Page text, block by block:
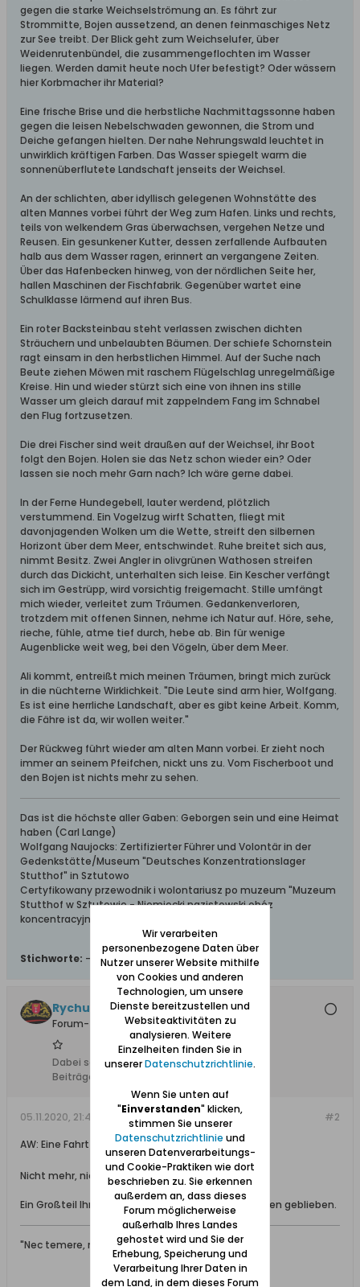
gegen die starke Weichselströmung an. Es fährt zur
Strommitte, Bojen aussetzend, an denen feinmaschiges Netz
zur See treibt. Der Blick geht zum Weichselufer, über
Weidenrutenbündel, die zusammengeflochten im Wasser
liegen. Werden damit heute noch Ufer befestigt? Oder wässern
hier Korbmacher ihr Material?
Eine frische Brise und die herbstliche Nachmittagssonne haben
gegen die leisen Nebelschwaden gewonnen, die Strom und
Deiche gefangen hielten. Der nahe Nehrungswald leuchtet in
unwirklich kräftigen Farben. Das Wasser spiegelt warm die
sonnenüberflutete Landschaft jenseits der Weichsel.
An der schlichten, aber idyllisch gelegenen Wohnstätte des
alten Mannes vorbei führt der Weg zum Hafen. Links und rechts,
teils von welkendem Gras überwachsen, vergehen Netze und
Reusen. Ein gesunkener Kutter, dessen zerfallende Aufbauten
halb aus dem Wasser ragen, erinnert an vergangene Zeiten.
Über das Hafenbecken hinweg, von der nördlichen Seite her,
hallen Maschinen der Fischfabrik. Gegenüber wartet eine
Schulklasse lärmend auf ihren Bus.
Ein roter Backsteinbau steht verlassen zwischen dichten
Sträuchern und unbelaubten Bäumen. Der schiefe Schornstein
ragt einsam in den herbstlichen Himmel. Auf der Suche nach
Beute ziehen Möwen mit raschem Flügelschlag unregelmäßige
Kreise. Hin und wieder stürzt sich eine von ihnen ins stille
Wasser um gleich darauf mit zappelndem Fang im Schnabel
den Flug fortzusetzen.
Die drei Fischer sind weit draußen auf der Weichsel, ihr Boot
folgt den Bojen. Holen sie das Netz schon wieder ein? Oder
lassen sie noch mehr Garn nach? Ich wäre gerne dabei.
In der Ferne Hundegebell, lauter werdend, plötzlich
verstummend. Ein Vogelzug wirft Schatten, fliegt mit
davonjagenden Wolken um die Wette, streift den silbernen
Horizont über dem Meer, entschwindet. Ruhe breitet sich aus,
nimmt Besitz. Zwei Angler in olivgrünen Wathosen streifen
durch das Dickicht, unterhalten sich leise. Ein Kescher verfängt
sich im Gestrüpp, wird vorsichtig freigemacht. Stille umfängt
mich wieder, verleitet zum Träumen. Gedankenverloren,
trotzdem mit offenen Sinnen, nehme ich Natur auf. Höre, sehe,
rieche, fühle, atme tief durch, hebe ab. Bin für wenige
Augenblicke weit weg, bei den Vögeln, über dem Meer.
Ali kommt, entreißt mich meinen Träumen, bringt mich zurück
in die nüchterne Wirklichkeit. "Die Leute sind arm hier, Wolfgang.
Es ist eine herrliche Landschaft, aber es gibt keine Arbeit. Komm,
die Fähre ist da, wir wollen weiter."
Der Rückweg führt wieder am alten Mann vorbei. Er zieht noch
immer an seinem Pfeifchen, nickt uns zu. Vom Fischerboot und
den Bojen ist nichts mehr zu sehen.
Das ist die höchste aller Gaben: Geborgen sein und eine Heimat
haben (Carl Lange)
Wolfgang Naujocks: Zertifizierter Führer und Volontär in der
Gedenkstätte/Museum "Deutsches Konzentrationslager
Stutthof" in Sztutowo
Certyfikowany przewodnik i wolontariusz po muzeum "Muzeum
Stutthof w Sztutowie - Niemiecki nazistowski obóz
koncentracyjny i zagłady"
Stichworte: -
Rychu
Forum-Teilnehmer
Dabei seit: 04.01.2016
Beiträge:
#2
05.11.2020, 21:45
AW: Eine Fahrt nach Schiewenhorst im Herbst 1996
Nicht mehr, nicht weniger
Ein Großteil Ihrer Beschreibung ist bis heute erhalten geblieben.
"Nec temere, nec timide"
Wir verarbeiten
personenbezogene Daten über
Nutzer unserer Website mithilfe
von Cookies und anderen
Technologien, um unsere
Dienste bereitzustellen und
Websiteaktivitäten zu
analysieren. Weitere
Einzelheiten finden Sie in
unsererDatenschutzrichtlinie.
Wenn Sie unten auf
"Einverstanden" klicken,
stimmen Sie unserer
Datenschutzrichtlinie und
unseren Datenverarbeitungs-
und Cookie-Praktiken wie dort
beschrieben zu. Sie erkennen
außerdem an, dass dieses
Forum möglicherweise
außerhalb Ihres Landes
gehostet wird und Sie der
Erhebung, Speicherung und
Verarbeitung Ihrer Daten in
dem Land, in dem dieses Forum